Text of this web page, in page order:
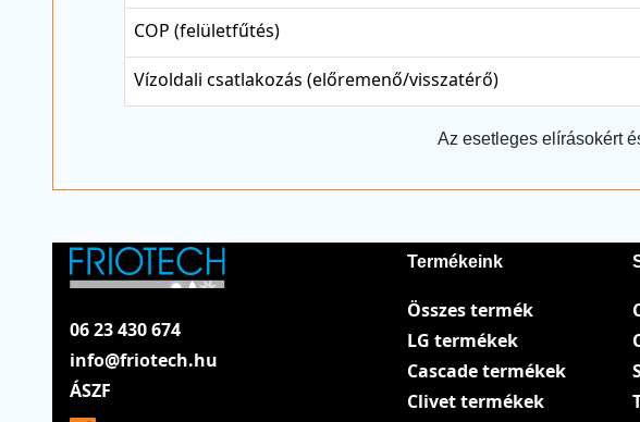
COP (felületfűtés)
Vízoldali csatlakozás (előremenő/visszatérő)
Az esetleges elírásokért
06 23 430 674
info@friotech.hu
ÁSZF
Termékeink
Összes termék
LG termékek
Cascade termékek
Clivet termékek